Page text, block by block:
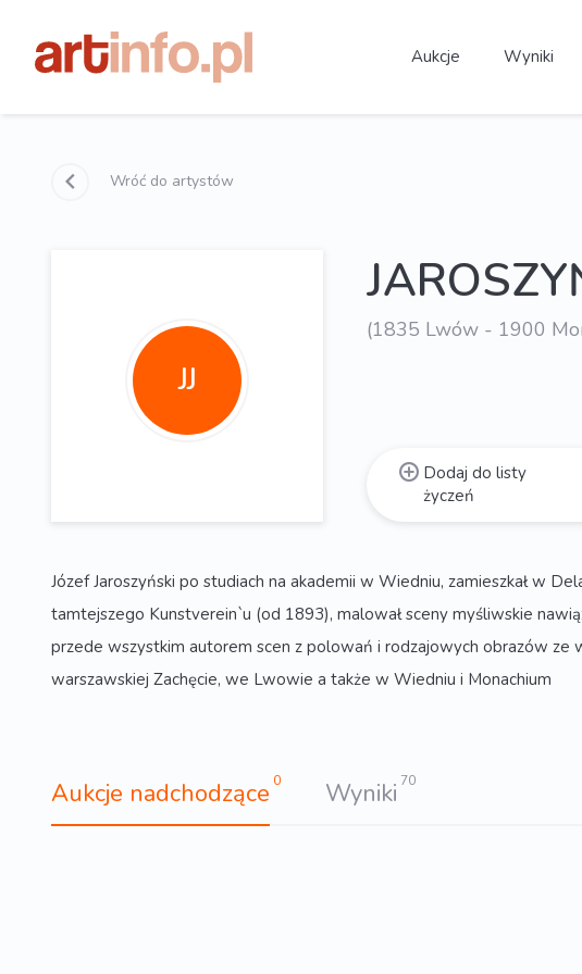
Aukcje Wyniki
Wróć do artystów
JJ
(1835 Lwów - 1900
Dodaj do listy
życzeń
Józef Jaroszyński po studiach na akademii w Wiedniu, zamieszkał w
tamtejszego Kunstverein`u (od 1893), malował sceny myśliwskie
przede wszystkim autorem scen z polowań i rodzajowych obrazów ze
warszawskiej Zachęcie, we Lwowie a także w Wiedniu i Monachium
Aukcje nadchodzące 0 Wyniki 70